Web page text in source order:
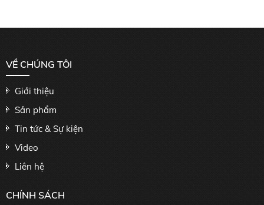
VỀ CHÚNG TÔI
Giới thiệu
Sản phẩm
Tin tức & Sự kiện
Video
Liên hệ
CHÍNH SÁCH